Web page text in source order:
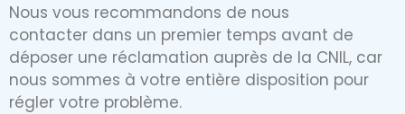
Nous vous recommandons de nous
contacter dans un premier temps avant de
déposer une réclamation auprès de la CNIL, car
nous sommes à votre entière disposition pour
régler votre problème.